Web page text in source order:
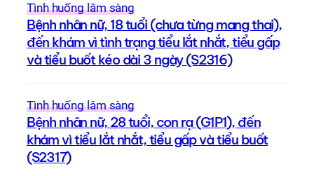
Tình huống lâm sàng
Bệnh nhân nữ, 18 tuổi (chưa từng mang thai),
đến khám vì tình trạng tiểu lắt nhắt, tiểu gấp
và tiểu buốt kéo dài 3 ngày (S2316)
Tình huống lâm sàng
Bệnh nhân nữ, 28 tuổi, con rạ (G1P1), đến
khám vì tiểu lắt nhắt, tiểu gấp và tiểu buốt
(S2317)